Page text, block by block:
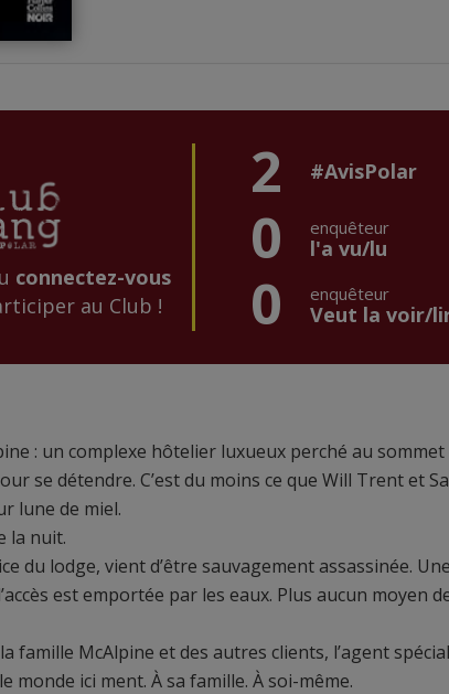
connectez-vous
au Club !
2 #AvisPolar
0 enquêteur
l'a vu/lu
0 enquêteur
Veut la voir/
: un complexe hôtelier luxueux perché au
se détendre. C’est du moins ce que Will Trent et
lune de miel.
la nuit.
du lodge, vient d’être sauvagement assassinée.
est emportée par les eaux. Plus aucun moyen
famille McAlpine et des autres clients, l’agent
monde ici ment. À sa famille. À soi-même.